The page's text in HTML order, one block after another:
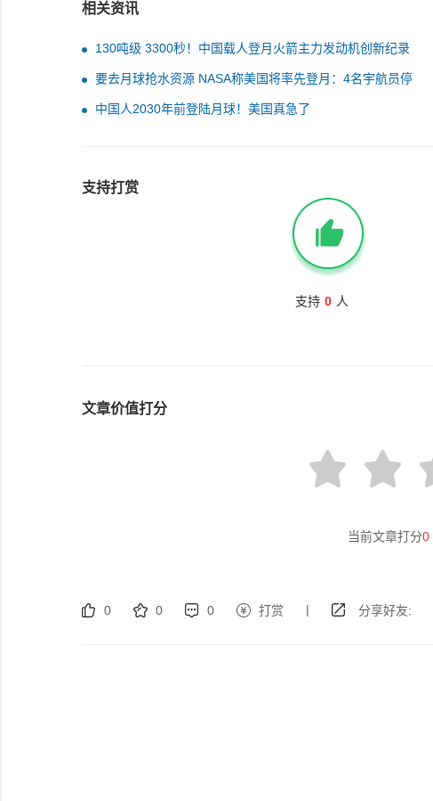
相关资讯
130吨级 3300秒！中国载人登月火箭主力发动机创新纪录
要去月球抢水资源 NASA称美国将率先登月：4名宇航员停
留300天
中国人2030年前登陆月球！美国真急了
支持打赏
支持 0 人
文章价值打分
当前文章打分0
0 0 0 打赏 | 分享好友: